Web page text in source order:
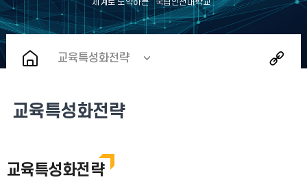
교육특성화전략
교육특성화전략
교육특성화전략